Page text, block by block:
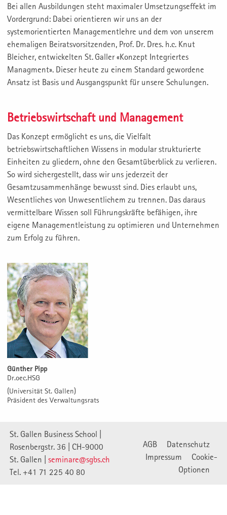
Bei allen Ausbildungen steht maximaler Umsetzungseffekt im
Vordergrund: Dabei orientieren wir uns an der
systemorientierten Managementlehre und dem von unserem
ehemaligen Beiratsvorsitzenden, Prof. Dr. Dres. h.c. Knut
Bleicher, entwickelten St. Galler «Konzept Integriertes
Managment». Dieser heute zu einem Standard gewordene
Ansatz ist Basis und Ausgangspunkt für unsere Schulungen.
Betriebswirtschaft und Management
Das Konzept ermöglicht es uns, die Vielfalt
betriebswirtschaftlichen Wissens in modular strukturierte
Einheiten zu gliedern, ohne den Gesamtüberblick zu verlieren.
So wird sichergestellt, dass wir uns jederzeit der
Gesamtzusammenhänge bewusst sind. Dies erlaubt uns,
Wesentliches von Unwesentlichem zu trennen. Das daraus
vermittelbare Wissen soll Führungskräfte befähigen, ihre
eigene Managementleistung zu optimieren und Unternehmen
zum Erfolg zu führen.
Günther Pipp
Dr.oec.HSG
(Universität St. Gallen)
Präsident des Verwaltungsrats
St. Gallen Business School |
Rosenbergstr. 36 | CH-9000
St. Gallen | seminare@sgbs.ch
Tel. +41 71 225 40 80
AGB
Datenschutz
Impressum
Cookie-
Optionen